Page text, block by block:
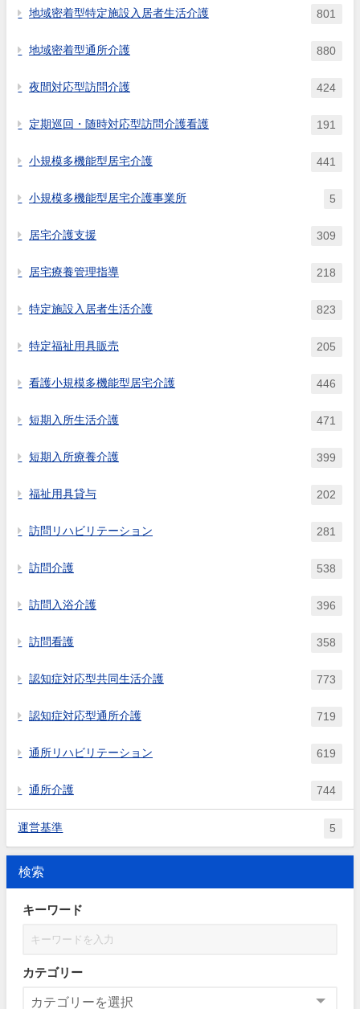
地域密着型特定施設入居者生活介護 801
地域密着型通所介護 880
夜間対応型訪問介護 424
定期巡回・随時対応型訪問介護看護 191
小規模多機能型居宅介護 441
小規模多機能型居宅介護事業所 5
居宅介護支援 309
居宅療養管理指導 218
特定施設入居者生活介護 823
特定福祉用具販売 205
看護小規模多機能型居宅介護 446
短期入所生活介護 471
短期入所療養介護 399
福祉用具貸与 202
訪問リハビリテーション 281
訪問介護 538
訪問入浴介護 396
訪問看護 358
認知症対応型共同生活介護 773
認知症対応型通所介護 719
通所リハビリテーション 619
通所介護 744
運営基準 5
検索
キーワード
カテゴリー